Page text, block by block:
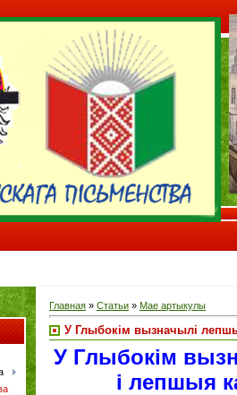
Главная » Статьи » Мае артыкулы
У Глыбокім вызначылі
У Глыбокім
і лепшыя